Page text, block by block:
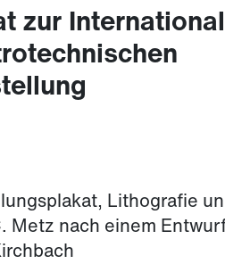
zur
Lithografie
Metz nach einem